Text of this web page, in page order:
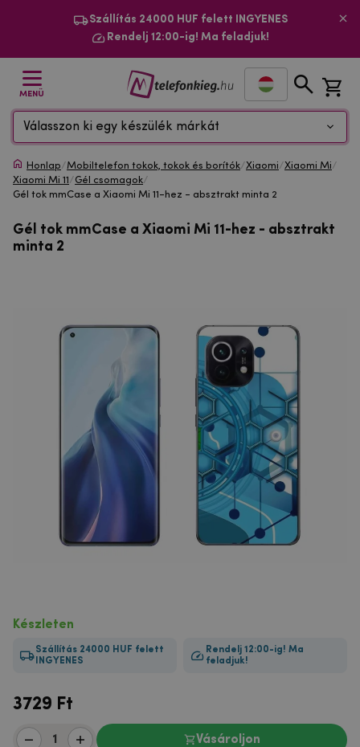
Szállítás 24000 HUF felett INGYENES
Rendelj 12:00-ig! Ma feladjuk!
MENÜ
Válasszon ki egy készülék márkát
Honlap/Mobiltelefon tokok, tokok és borítók/Xiaomi/Xiaomi Mi/
Xiaomi Mi 11/Gél csomagok/
Gél tok mmCase a Xiaomi Mi 11-hez - absztrakt minta 2
Gél tok mmCase a Xiaomi Mi 11-hez - absztrakt
minta 2
Készleten
Szállítás 24000 HUF felett
INGYENES
Rendelj 12:00-ig! Ma
feladjuk!
3729 Ft
Vásároljon